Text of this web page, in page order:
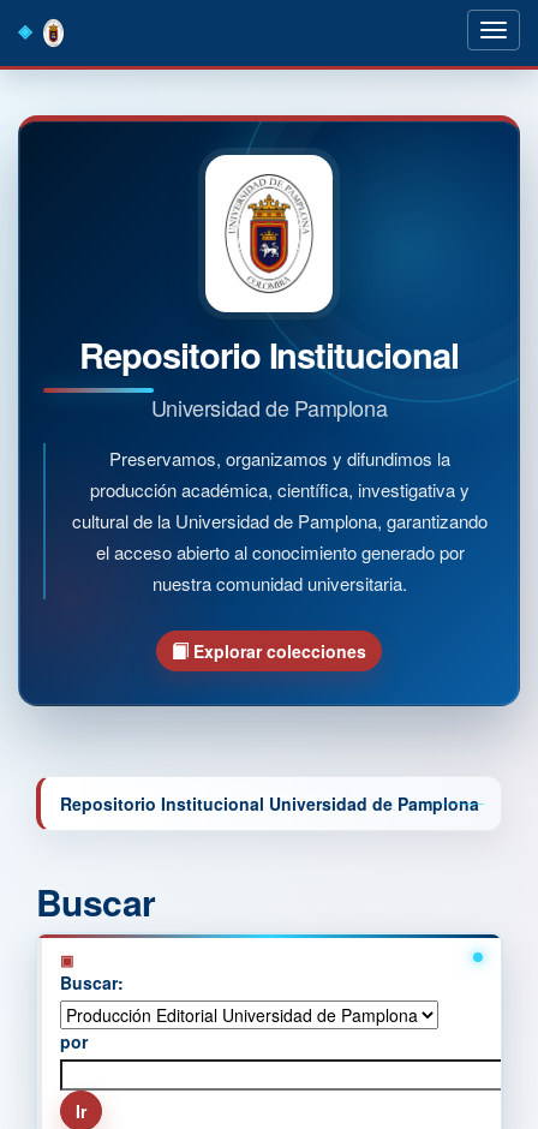
navigation
Repositorio Institucional
Universidad de Pamplona
Preservamos, organizamos y difundimos la
producción académica, científica, investigativa y
cultural de la Universidad de Pamplona, garantizando
el acceso abierto al conocimiento generado por
nuestra comunidad universitaria.
Explorar colecciones
Repositorio Institucional Universidad de Pamplona
Buscar
Buscar:
por